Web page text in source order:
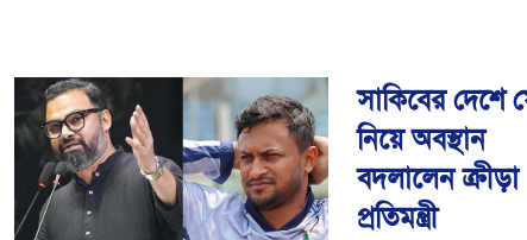
সাকিবের দেশে
নিয়ে অবস্থান
বদলালেন ক্রীড়া
প্রতিমন্ত্রী